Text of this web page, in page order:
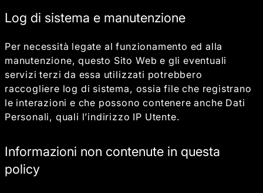
Log di sistema e manutenzione
Per necessità legate al funzionamento ed alla
manutenzione, questo Sito Web e gli eventuali
servizi terzi da essa utilizzati potrebbero
raccogliere log di sistema, ossia file che registrano
le interazioni e che possono contenere anche Dati
Personali, quali l’indirizzo IP Utente.
Informazioni non contenute in questa
policy